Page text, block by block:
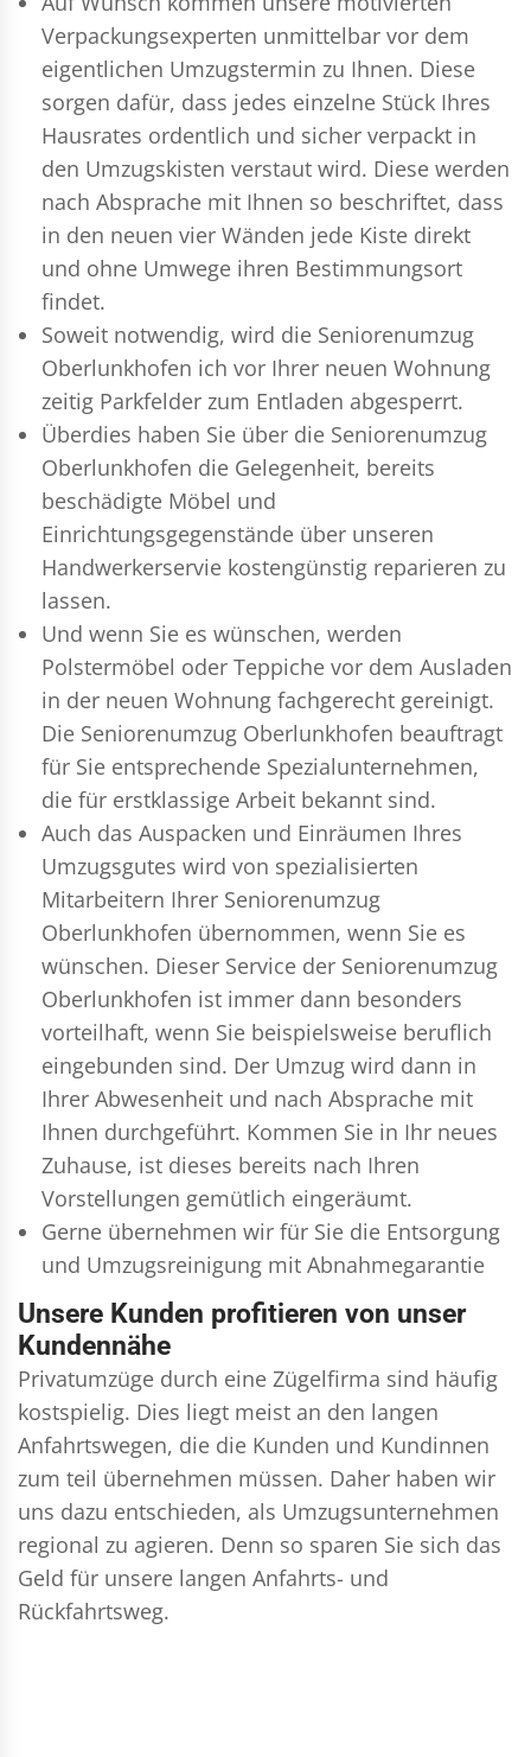
Verpackungsexperten unmittelbar vor dem
eigentlichen Umzugstermin zu Ihnen. Diese
sorgen dafür, dass jedes einzelne Stück Ihres
Hausrates ordentlich und sicher verpackt in
den Umzugskisten verstaut wird. Diese werden
nach Absprache mit Ihnen so beschriftet, dass
in den neuen vier Wänden jede Kiste direkt
und ohne Umwege ihren Bestimmungsort
findet.
Soweit notwendig, wird die Seniorenumzug
Oberlunkhofen ich vor Ihrer neuen Wohnung
zeitig Parkfelder zum Entladen abgesperrt.
Überdies haben Sie über die Seniorenumzug
Oberlunkhofen die Gelegenheit, bereits
beschädigte Möbel und
Einrichtungsgegenstände über unseren
Handwerkerservie kostengünstig reparieren zu
lassen.
Und wenn Sie es wünschen, werden
Polstermöbel oder Teppiche vor dem Ausladen
in der neuen Wohnung fachgerecht gereinigt.
Die Seniorenumzug Oberlunkhofen beauftragt
für Sie entsprechende Spezialunternehmen,
die für erstklassige Arbeit bekannt sind.
Auch das Auspacken und Einräumen Ihres
Umzugsgutes wird von spezialisierten
Mitarbeitern Ihrer Seniorenumzug
Oberlunkhofen übernommen, wenn Sie es
wünschen. Dieser Service der Seniorenumzug
Oberlunkhofen ist immer dann besonders
vorteilhaft, wenn Sie beispielsweise beruflich
eingebunden sind. Der Umzug wird dann in
Ihrer Abwesenheit und nach Absprache mit
Ihnen durchgeführt. Kommen Sie in Ihr neues
Zuhause, ist dieses bereits nach Ihren
Vorstellungen gemütlich eingeräumt.
Gerne übernehmen wir für Sie die Entsorgung
und Umzugsreinigung mit Abnahmegarantie
Unsere Kunden profitieren von unser
Kundennähe
Privatumzüge durch eine Zügelfirma sind häufig
kostspielig. Dies liegt meist an den langen
Anfahrtswegen, die die Kunden und Kundinnen
zum teil übernehmen müssen. Daher haben wir
uns dazu entschieden, als Umzugsunternehmen
regional zu agieren. Denn so sparen Sie sich das
Geld für unsere langen Anfahrts- und
Rückfahrtsweg.